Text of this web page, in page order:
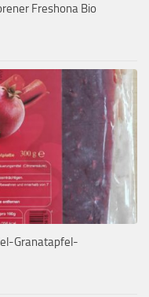
Freshona Bio
Granatapfel-